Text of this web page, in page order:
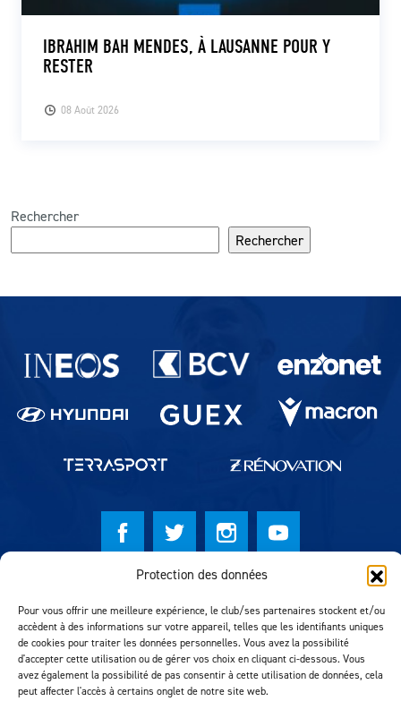
Protection des données
Pour vous offrir une meilleure expérience, le club/ses partenaires stockent et/ou
accèdent à des informations sur votre appareil, telles que les identifiants uniques
de cookies pour traiter les données personnelles. Vous avez la possibilité
d'accepter cette utilisation ou de gérer vos choix en cliquant ci-dessous. Vous
avez également la possibilité de pas consentir à cette utilisation de données, cela
peut affecter l'accès à certains onglet de notre site web.
08 Août 2026
IBRAHIM BAH MENDES, À LAUSANNE POUR Y
RESTER
Rechercher
Rechercher
Partenaires du lausanne-Sport
© Lausanne Sport Football Club 2026
Réalisation MTM Agency